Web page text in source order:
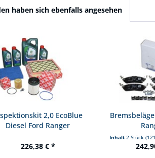
haben sich ebenfalls angesehen
2,0 EcoBlue
Diesel Ford Ranger
226,38 € *
Inhalt 2 Stück